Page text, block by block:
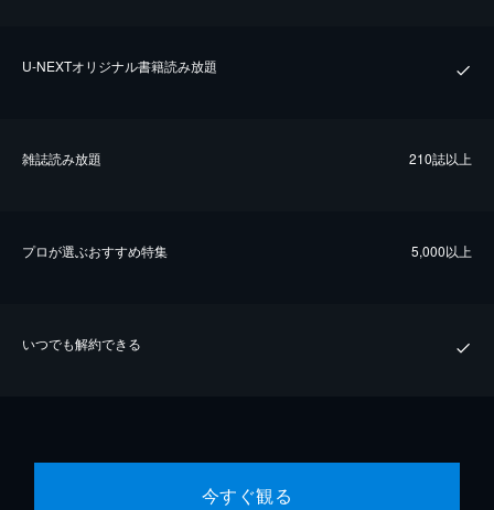
U-NEXTオリジナル書籍読み放題
雑誌読み放題 210誌以上
プロが選ぶおすすめ特集 5,000以上
いつでも解約できる
今すぐ観る